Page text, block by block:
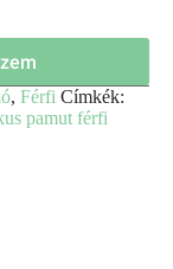
, Férfi Címkék:
pamut férfi